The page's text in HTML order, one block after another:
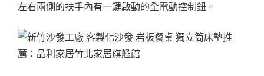
左右兩側的扶手內有一鍵啟動的全電動控制鈕。